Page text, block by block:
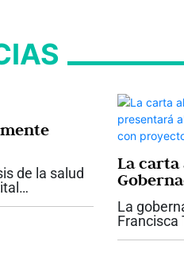
de la salud
La carta
con
La
Francisca